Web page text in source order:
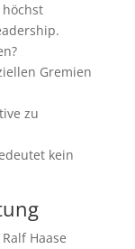
Gremien
zu
kein
Haase